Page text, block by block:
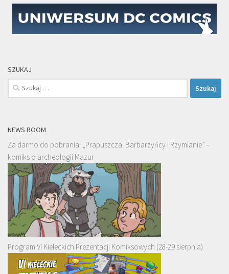
SZUKAJ
Szukaj:
NEWS ROOM
Za darmo do pobrania: „Prapuszcza. Barbarzyńcy i Rzymianie” –
komiks o archeologii Mazur
Program VI Kieleckich Prezentacji Komiksowych (28-29 sierpnia)